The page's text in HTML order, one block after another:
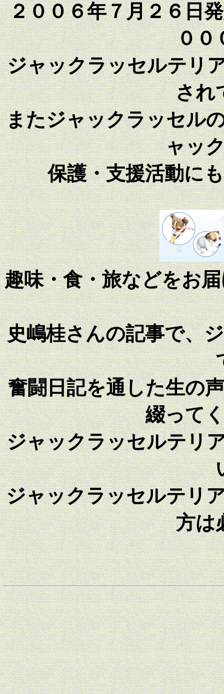
２００６年７月２６日
００
ジャックラッセルテリ
され
またジャックラッセル
ャッ
保護・支援活動に
趣味・食・旅などをお
史嶋桂さんの記事で、
奮闘日記を通した生の
綴って
ジャックラッセルテリ
ジャックラッセルテリ
方は